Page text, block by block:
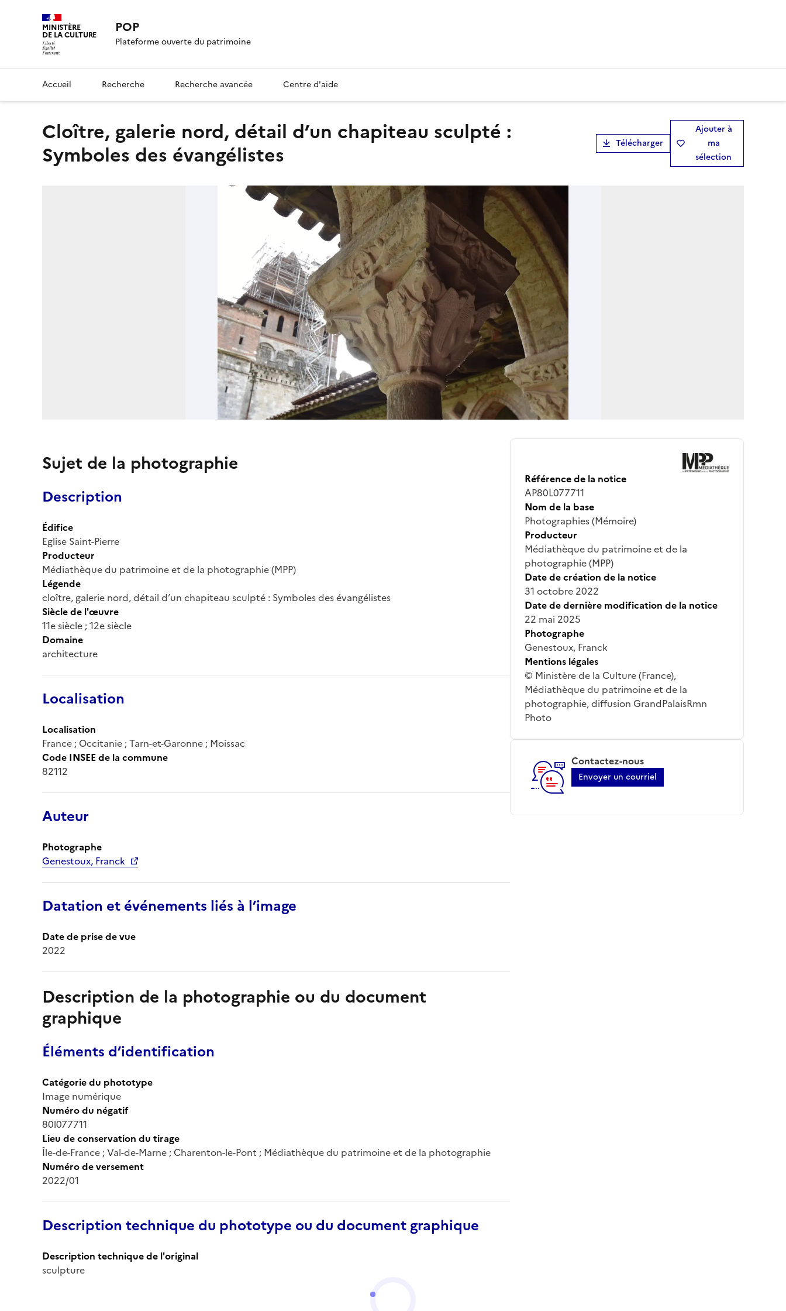
MINISTÈRE
DE LA CULTURE POP
Plateforme ouverte du patrimoine
Accueil Recherche Recherche avancée Centre d'aide
cloître, galerie nord, détail d’un chapiteau sculpté :
Symboles des évangélistes
Télécharger
Ajouter à
ma
sélection
Sujet de la photographie
Description
Édifice
Eglise Saint-Pierre
Producteur
Médiathèque du patrimoine et de la photographie (MPP)
Légende
cloître, galerie nord, détail d’un chapiteau sculpté : Symboles des évangélistes
Siècle de l'œuvre
11e siècle ; 12e siècle
Domaine
architecture
Localisation
Localisation
France ; Occitanie ; Tarn-et-Garonne ; Moissac
Code INSEE de la commune
82112
Auteur
Photographe
Genestoux, Franck
Datation et événements liés à l’image
Date de prise de vue
2022
Description de la photographie ou du document
graphique
Éléments d’identification
Catégorie du phototype
Image numérique
Numéro du négatif
80l077711
Lieu de conservation du tirage
Île-de-France ; Val-de-Marne ; Charenton-le-Pont ; Médiathèque du patrimoine et de la photographie
Numéro de versement
2022/01
Description technique du phototype ou du document graphique
Description technique de l'original
sculpture
Référence de la notice
AP80L077711
Nom de la base
Photographies (Mémoire)
Producteur
Médiathèque du patrimoine et de la
photographie (MPP)
Date de création de la notice
31 octobre 2022
Date de dernière modification de la notice
22 mai 2025
Photographe
Genestoux, Franck
Mentions légales
© Ministère de la Culture (France),
Médiathèque du patrimoine et de la
photographie, diffusion GrandPalaisRmn
Photo
Contactez-nous
Envoyer un courriel